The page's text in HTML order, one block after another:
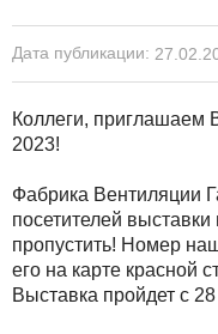
Дата публикации:
Коллеги, приглашаем
2023!
Фабрика Вентиляции
посетителей
пропустить! Номер
его на карте красной
Выставка пройдет с